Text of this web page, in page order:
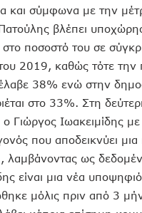
και σύμφωνα με την
βλέπει
ποσοστό του σε
2019, καθώς τότε την
38% ενώ στην
στο 33%. Στη
ο Γιώργος Ιωακειμίδης
που αποδεικνύει μια
λαμβάνοντας ως
είναι μια νέα
μόλις πριν από 3